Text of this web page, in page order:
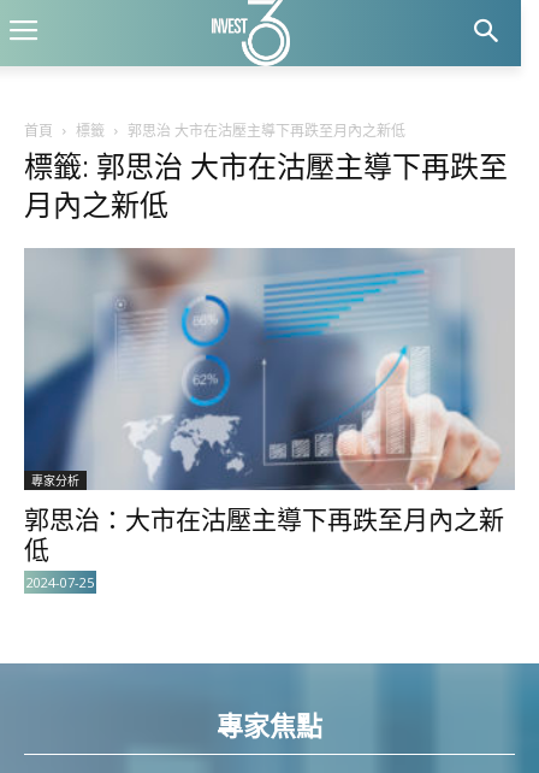
首頁 標籤 郭思治 大市在沽壓主導下再跌至月內之新低
標籤: 郭思治 大市在沽壓主導下再跌至
月內之新低
專家分析
郭思治：大市在沽壓主導下再跌至月內之新
低
2024-07-25
專家焦點